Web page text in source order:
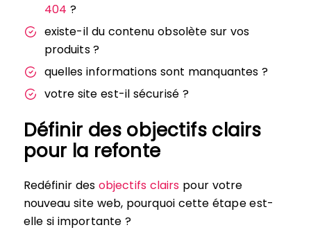
404 ?
existe-il du contenu obsolète sur vos
produits ?
quelles informations sont manquantes ?
votre site est-il sécurisé ?
Définir des objectifs clairs
pour la refonte
Redéfinir des objectifs clairs pour votre
nouveau site web, pourquoi cette étape est-
elle si importante ?